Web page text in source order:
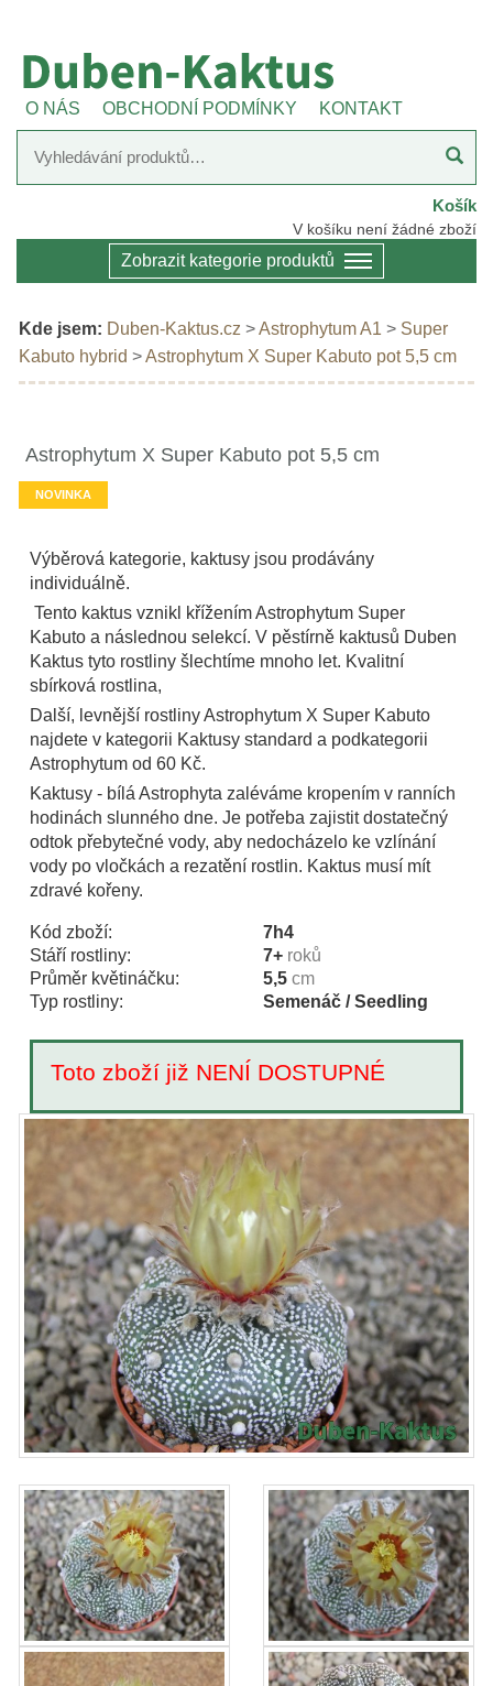
O NÁS OBCHODNÍ PODMÍNKY KONTAKT
Košík
V košíku není žádné zboží
Zobrazit kategorie produktů
Kde jsem: Duben-Kaktus.cz >Astrophytum A1 > Super
Kabuto hybrid >Astrophytum X Super Kabuto pot 5,5 cm
Astrophytum X Super Kabuto pot 5,5 cm
NOVINKA
Výběrová kategorie, kaktusy jsou prodávány
individuálně.
Tento kaktus vznikl křížením Astrophytum Super
Kabuto a následnou selekcí. V pěstírně kaktusů Duben
Kaktus tyto rostliny šlechtíme mnoho let. Kvalitní
sbírková rostlina,
Další, levnější rostliny Astrophytum X Super Kabuto
najdete v kategorii Kaktusy standard a podkategorii
Astrophytum od 60 Kč.
Kaktusy - bílá Astrophyta zaléváme kropením v ranních
hodinách slunného dne. Je potřeba zajistit dostatečný
odtok přebytečné vody, aby nedocházelo ke vzlínání
vody po vločkách a rezatění rostlin. Kaktus musí mít
zdravé kořeny.
Kód zboží:
7h4
Stáří rostliny:
7+ roků
Průměr květináčku:
5,5 cm
Typ rostliny:
Semenáč / Seedling
Toto zboží již NENÍ DOSTUPNÉ